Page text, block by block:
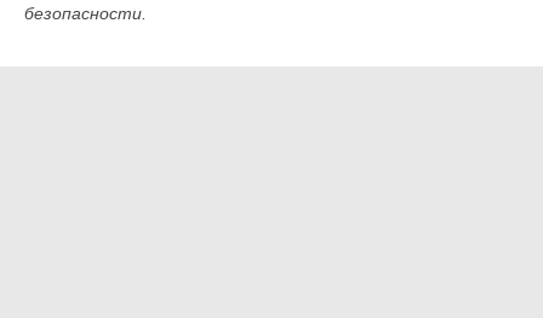
безопасности.